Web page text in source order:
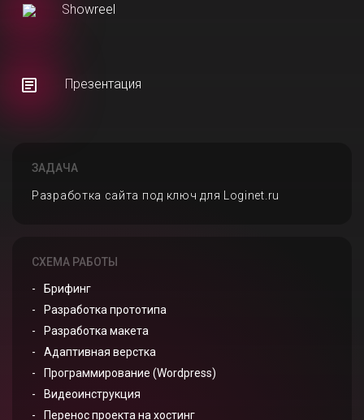
Showreel
Презентация
ЗАДАЧА
Разработка сайта под ключ для Loginet.ru
СХЕМА РАБОТЫ
Брифинг
Разработка прототипа
Разработка макета
Адаптивная верстка
Программирование (Wordpress)
Видеоинструкция
Перенос проекта на хостинг